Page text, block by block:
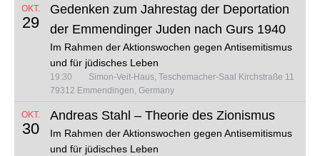
OKT.
29
Gedenken zum Jahrestag der Deportation
der Emmendinger Juden nach Gurs 1940
Im Rahmen der Aktionswochen gegen Antisemitismus
und für jüdisches Leben
19:30
Simon-Veit-Haus, Teschemacher-Saal Kirchstraße 11
79312 Emmendingen, Germany
OKT.
30
Andreas Stahl – Theorie des Zionismus
Im Rahmen der Aktionswochen gegen Antisemitismus
und für jüdisches Leben